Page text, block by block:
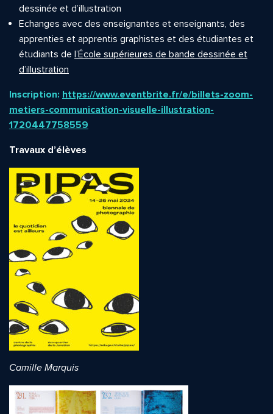
dessinée et d’illustration
Echanges avec des enseignantes et enseignants, des
apprenties et apprentis graphistes et des étudiantes et
étudiants de l’École supérieures de bande dessinée et
d’illustration
Inscription: https://www.eventbrite.fr/e/billets-zoom-
metiers-communication-visuelle-illustration-
1720447758559
Travaux d’élèves
Camille Marquis